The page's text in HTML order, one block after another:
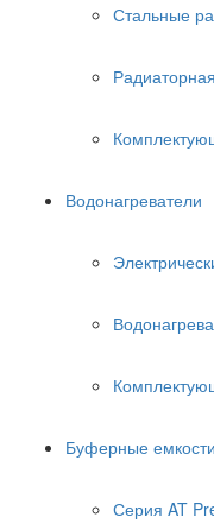
Стальные
Водонагреватели
Буферные
Серия AT